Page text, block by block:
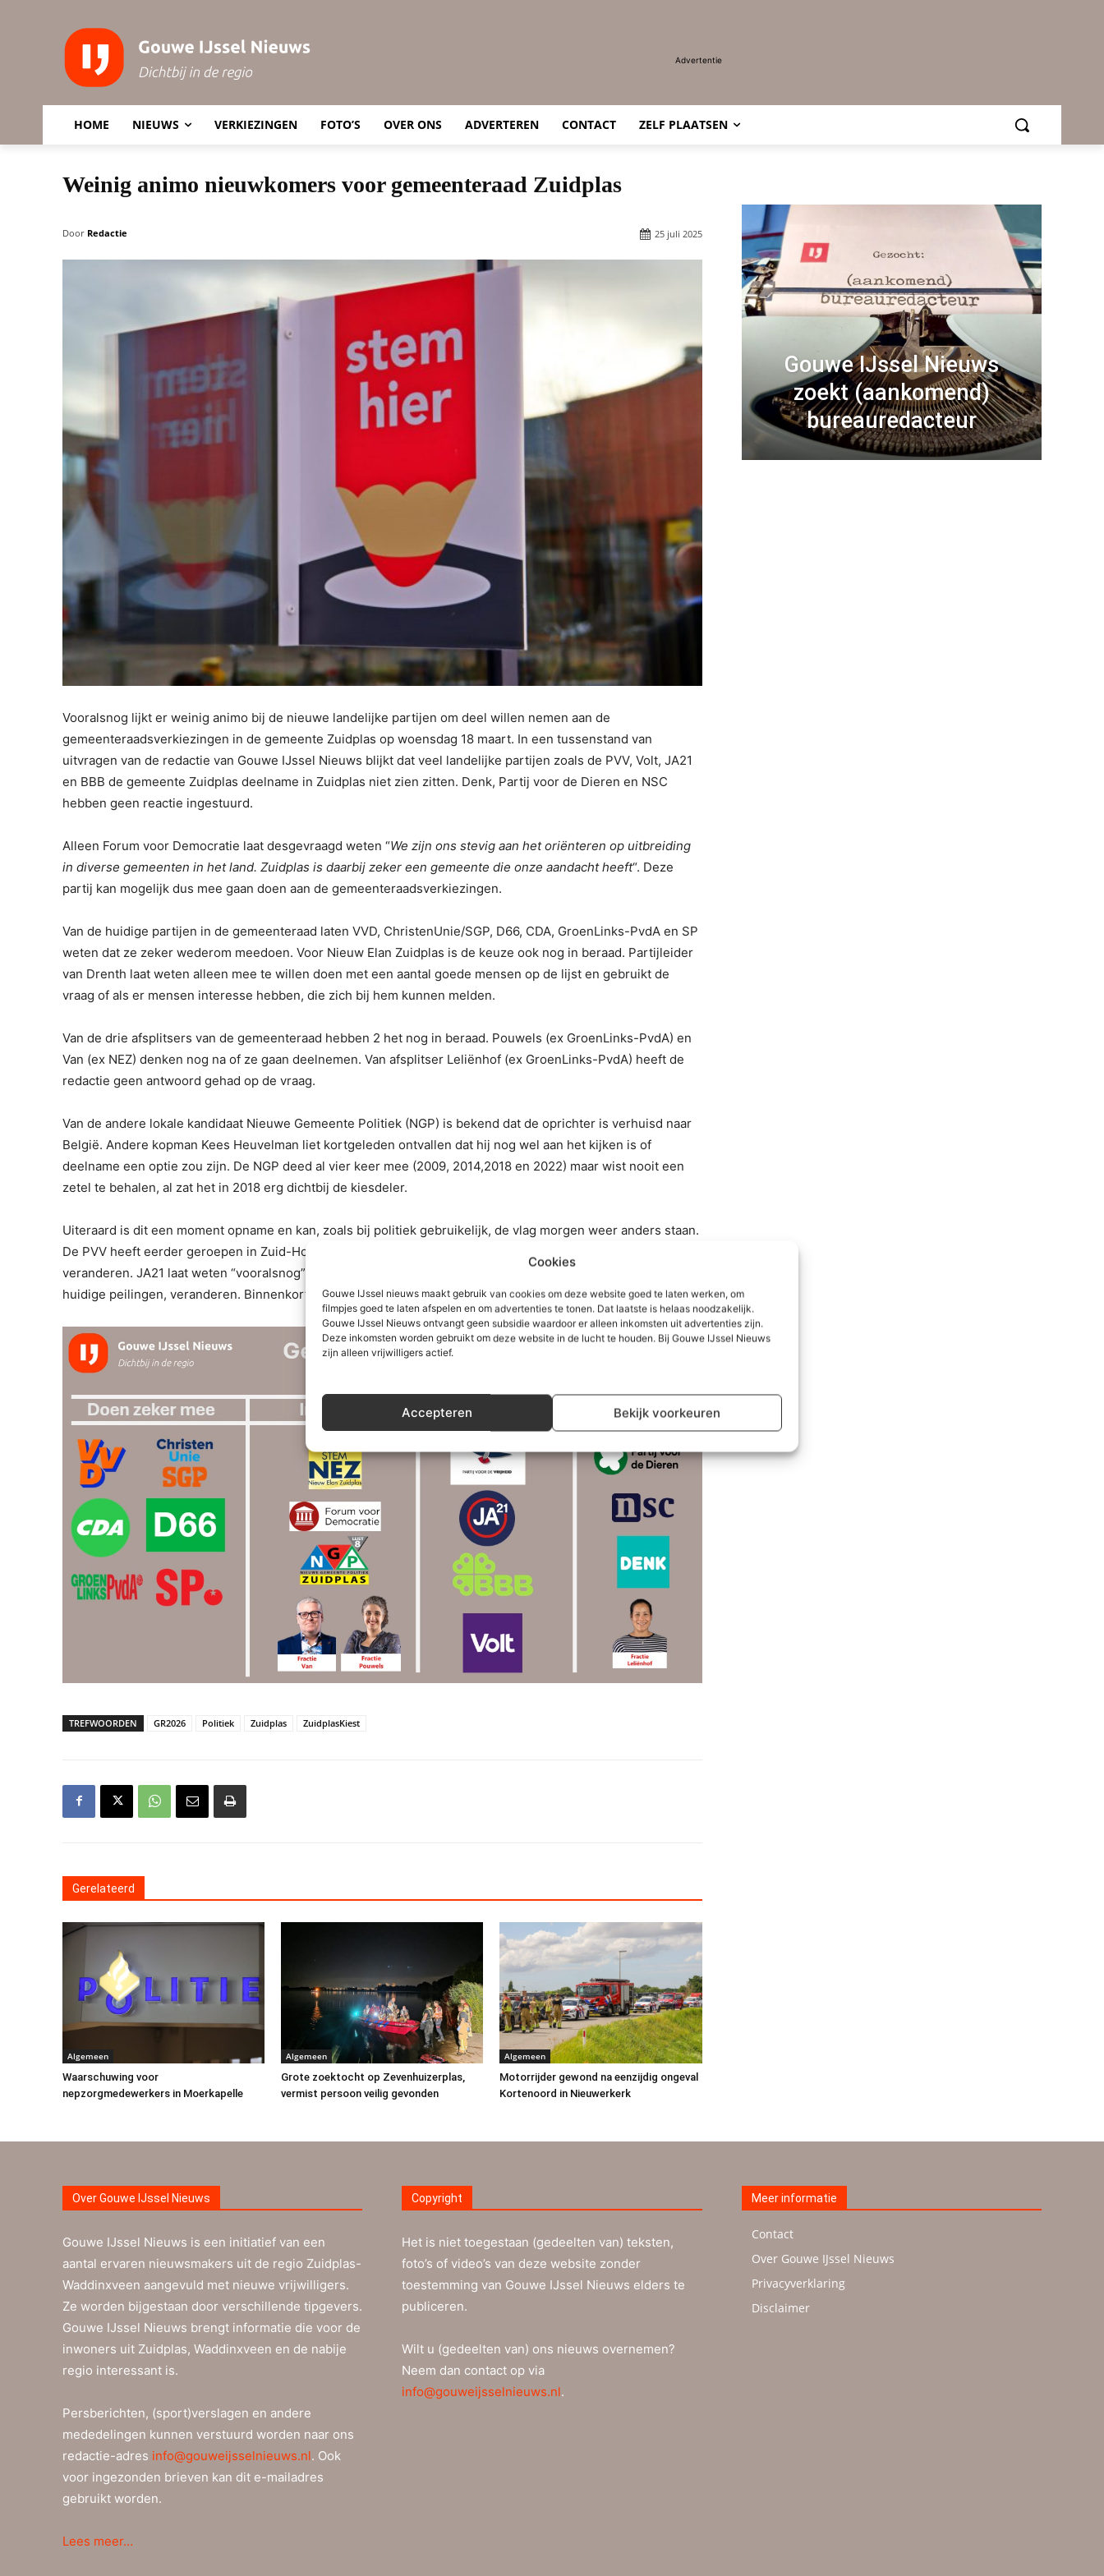
Cookies
Gouwe IJssel nieuws maakt gebruik van cookies om deze website goed te laten werken, om
filmpjes goed te laten afspelen en om advertenties te tonen. Dat laatste is helaas noodzakelijk.
Gouwe IJssel Nieuws ontvangt geen subsidie waardoor er alleen inkomsten uit advertenties zijn.
Deze inkomsten worden gebruikt om deze website in de lucht te houden. Bij Gouwe IJssel Nieuws
zijn alleen vrijwilligers actief.
Accepteren Bekijk voorkeuren
Advertentie
HOME NIEUWS VERKIEZINGEN FOTO’S OVER ONS ADVERTEREN CONTACT ZELF PLAATSEN
Weinig animo nieuwkomers voor gemeenteraad Zuidplas
Door Redactie 25 juli 2025
Vooralsnog lijkt er weinig animo bij de nieuwe landelijke partijen om deel willen nemen aan de
gemeenteraadsverkiezingen in de gemeente Zuidplas op woensdag 18 maart. In een tussenstand van
uitvragen van de redactie van Gouwe IJssel Nieuws blijkt dat veel landelijke partijen zoals de PVV, Volt, JA21
en BBB de gemeente Zuidplas deelname in Zuidplas niet zien zitten. Denk, Partij voor de Dieren en NSC
hebben geen reactie ingestuurd.
Alleen Forum voor Democratie laat desgevraagd weten “We zijn ons stevig aan het oriënteren op uitbreiding
in diverse gemeenten in het land. Zuidplas is daarbij zeker een gemeente die onze aandacht heeft“. Deze
partij kan mogelijk dus mee gaan doen aan de gemeenteraadsverkiezingen.
Van de huidige partijen in de gemeenteraad laten VVD, ChristenUnie/SGP, D66, CDA, GroenLinks-PvdA en SP
weten dat ze zeker wederom meedoen. Voor Nieuw Elan Zuidplas is de keuze ook nog in beraad. Partijleider
van Drenth laat weten alleen mee te willen doen met een aantal goede mensen op de lijst en gebruikt de
vraag of als er mensen interesse hebben, die zich bij hem kunnen melden.
Van de drie afsplitsers van de gemeenteraad hebben 2 het nog in beraad. Pouwels (ex GroenLinks-PvdA) en
Van (ex NEZ) denken nog na of ze gaan deelnemen. Van afsplitser Leliënhof (ex GroenLinks-PvdA) heeft de
redactie geen antwoord gehad op de vraag.
Van de andere lokale kandidaat Nieuwe Gemeente Politiek (NGP) is bekend dat de oprichter is verhuisd naar
België. Andere kopman Kees Heuvelman liet kortgeleden ontvallen dat hij nog wel aan het kijken is of
deelname een optie zou zijn. De NGP deed al vier keer mee (2009, 2014,2018 en 2022) maar wist nooit een
zetel te behalen, al zat het in 2018 erg dichtbij de kiesdeler.
Uiteraard is dit een moment opname en kan, zoals bij politiek gebruikelijk, de vlag morgen weer anders staan.
De PVV heeft eerder geroepen in Zuid-Holland slechts in 6 gemeenten te willen meedoen maar dat kan nog
veranderen. JA21 laat weten “vooralsnog” niet mee te willen doen maar ook dat kan, met de successen in de
huidige peilingen, veranderen. Binnenkort zal de redactie weer een rondje doen langs de partijen.
TREFWOORDEN GR2026 Politiek Zuidplas ZuidplasKiest
Gerelateerd
Algemeen
Waarschuwing voor
nepzorgmedewerkers in Moerkapelle
Algemeen
Grote zoektocht op Zevenhuizerplas,
vermist persoon veilig gevonden
Algemeen
Motorrijder gewond na eenzijdig ongeval
Kortenoord in Nieuwerkerk
Gouwe IJssel Nieuws
zoekt (aankomend)
bureauredacteur
Over Gouwe IJssel Nieuws
Gouwe IJssel Nieuws is een initiatief van een
aantal ervaren nieuwsmakers uit de regio Zuidplas-
Waddinxveen aangevuld met nieuwe vrijwilligers.
Ze worden bijgestaan door verschillende tipgevers.
Gouwe IJssel Nieuws brengt informatie die voor de
inwoners uit Zuidplas, Waddinxveen en de nabije
regio interessant is.
Persberichten, (sport)verslagen en andere
mededelingen kunnen verstuurd worden naar ons
redactie-adres info@gouweijsselnieuws.nl. Ook
voor ingezonden brieven kan dit e-mailadres
gebruikt worden.
Lees meer…
Copyright
Het is niet toegestaan (gedeelten van) teksten,
foto’s of video’s van deze website zonder
toestemming van Gouwe IJssel Nieuws elders te
publiceren.
Wilt u (gedeelten van) ons nieuws overnemen?
Neem dan contact op via
info@gouweijsselnieuws.nl.
Meer informatie
Contact
Over Gouwe IJssel Nieuws
Privacyverklaring
Disclaimer